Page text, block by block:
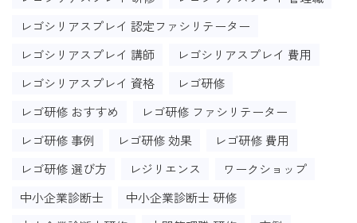
レゴシリアスプレイ 認定ファシリテーター
レゴシリアスプレイ 講師
レゴシリアスプレイ 費用
レゴシリアスプレイ 資格
レゴ研修
レゴ研修 おすすめ
レゴ研修 ファシリテーター
レゴ研修 事例
レゴ研修 効果
レゴ研修 費用
レゴ研修 選び方
レジリエンス
ワークショップ
中小企業診断士
中小企業診断士 研修